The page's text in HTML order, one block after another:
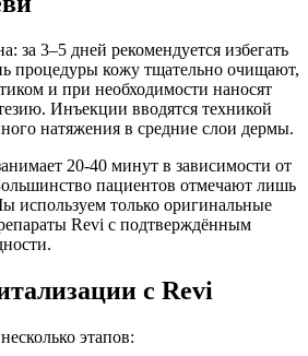
за 3–5 дней рекомендуется избегать
процедуры кожу тщательно очищают,
и при необходимости наносят
Инъекции вводятся техникой
натяжения в средние слои дермы.
20-40 минут в зависимости от
пациентов отмечают лишь
используем только оригинальные
Revi с подтверждённым
с Revi
этапов: